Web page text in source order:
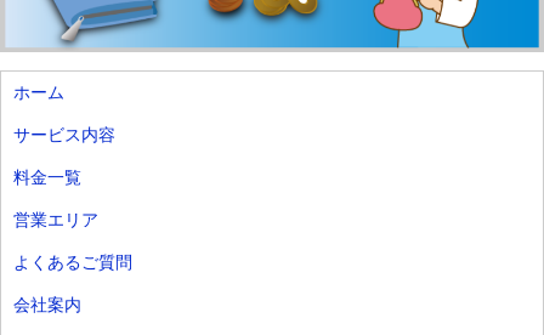
ホーム
サービス内容
料金一覧
営業エリア
よくあるご質問
会社案内